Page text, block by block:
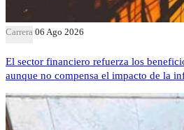
Carrera 06 Ago 2026
El sector financiero refuerza los
aunque no compensa el impacto de la